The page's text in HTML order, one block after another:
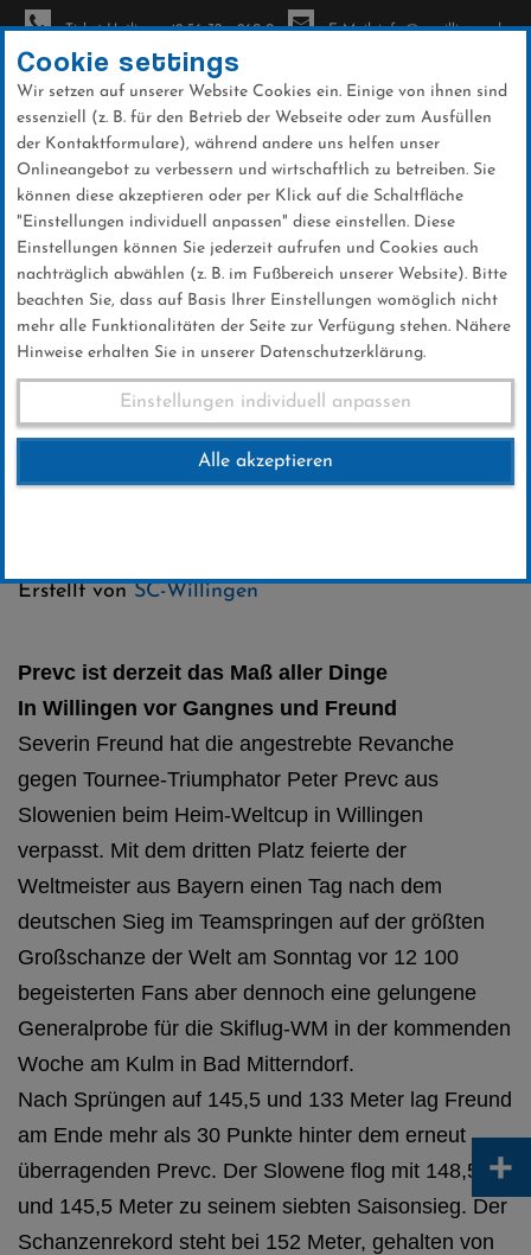
Direkt
zum
Inhalt
Ticket-Hotline: +49 56 32 - 960-0 E-Mail: info@sc-willingen.de
News
FIS World Cup Willingen Einzel
10.01.2016
Erstellt vonSC-Willingen
Prevc ist derzeit das Maß aller Dinge
In Willingen vor Gangnes und Freund
Severin Freund hat die angestrebte Revanche
gegen Tournee-Triumphator Peter Prevc aus
Slowenien beim Heim-Weltcup in Willingen
verpasst. Mit dem dritten Platz feierte der
Weltmeister aus Bayern einen Tag nach dem
deutschen Sieg im Teamspringen auf der größten
Großschanze der Welt am Sonntag vor 12 100
begeisterten Fans aber dennoch eine gelungene
Generalprobe für die Skiflug-WM in der kommenden
Woche am Kulm in Bad Mitterndorf.
Nach Sprüngen auf 145,5 und 133 Meter lag Freund
am Ende mehr als 30 Punkte hinter dem erneut
überragenden Prevc. Der Slowene flog mit 148,5
und 145,5 Meter zu seinem siebten Saisonsieg. Der
Schanzenrekord steht bei 152 Meter, gehalten von
Cookie settings
Wir setzen auf unserer Website Cookies ein. Einige von ihnen sind
essenziell (z. B. für den Betrieb der Webseite oder zum Ausfüllen
der Kontaktformulare), während andere uns helfen unser
Onlineangebot zu verbessern und wirtschaftlich zu betreiben. Sie
können diese akzeptieren oder per Klick auf die Schaltfläche
"Einstellungen individuell anpassen" diese einstellen. Diese
Einstellungen können Sie jederzeit aufrufen und Cookies auch
nachträglich abwählen (z. B. im Fußbereich unserer Website). Bitte
beachten Sie, dass auf Basis Ihrer Einstellungen womöglich nicht
mehr alle Funktionalitäten der Seite zur Verfügung stehen. Nähere
Hinweise erhalten Sie in unserer Datenschutzerklärung.
Einstellungen individuell anpassen
Alle akzeptieren
+